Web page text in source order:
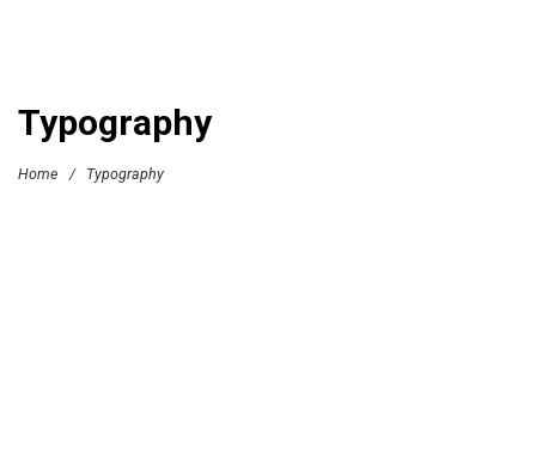
Typography
Home / Typography